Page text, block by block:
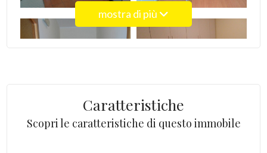
mostra di più
Caratteristiche
Scopri le caratteristiche di questo immobile
Bagni
minimi